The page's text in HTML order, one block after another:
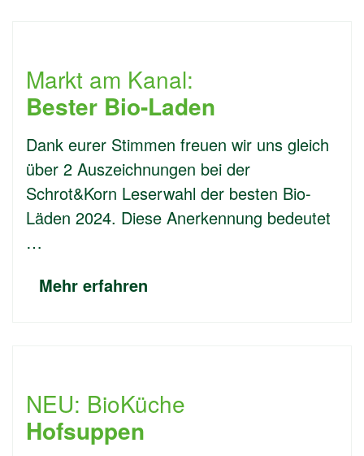
Markt am Kanal:
Bester Bio-Laden
Dank eurer Stimmen freuen wir uns gleich
über 2 Auszeichnungen bei der
Schrot&Korn Leserwahl der besten Bio-
Läden 2024. Diese Anerkennung bedeutet
…
Mehr erfahren
NEU: BioKüche
Hofsuppen